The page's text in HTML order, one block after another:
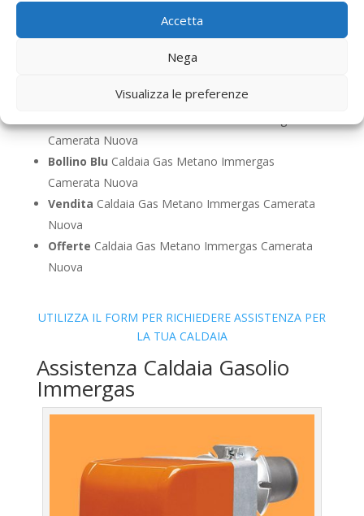
Accetta
Nega
Visualizza le preferenze
SostituzioneCaldaia Gas Metano Immergas
Camerata Nuova
Bollino Blu Caldaia Gas Metano Immergas
Camerata Nuova
Vendita Caldaia Gas Metano Immergas Camerata
Nuova
Offerte Caldaia Gas Metano Immergas Camerata
Nuova
UTILIZZA IL FORM PER RICHIEDERE ASSISTENZA PER
LA TUA CALDAIA
Assistenza Caldaia Gasolio
Immergas